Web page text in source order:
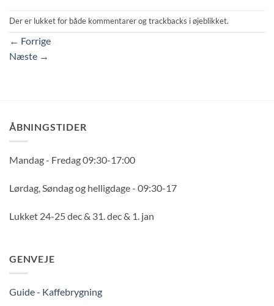
Der er lukket for både kommentarer og trackbacks i øjeblikket.
← Forrige
Næste →
ÅBNINGSTIDER
Mandag - Fredag 09:30-17:00
Lørdag, Søndag og helligdage - 09:30-17
Lukket 24-25 dec & 31. dec & 1. jan
GENVEJE
Guide - Kaffebrygning